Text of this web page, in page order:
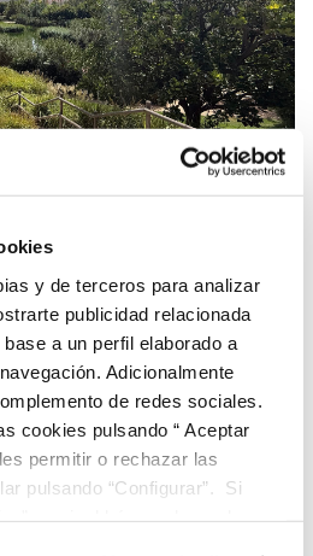
y de terceros para analizar
publicidad relacionada
a un perfil elaborado a
Adicionalmente
de redes sociales.
cookies pulsando “ Aceptar
permitir o rechazar las
pulsando “Configurar”. Si
Marjal como referente